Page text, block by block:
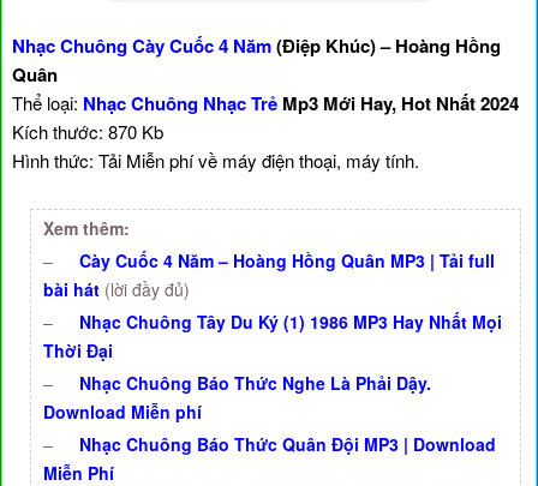
Nhạc Chuông Cày Cuốc 4 Năm(Điệp Khúc) – Hoàng Hồng
Quân
Thể loại: Nhạc Chuông Nhạc Trẻ Mp3 Mới Hay, Hot Nhất 2024
Kích thước: 870 Kb
Hình thức: Tải Miễn phí về máy điện thoại, máy tính.
Xem thêm:
–
Cày Cuốc 4 Năm – Hoàng Hồng Quân MP3 | Tải full
bài hát (lời đầy đủ)
–
Nhạc Chuông Tây Du Ký (1) 1986 MP3 Hay Nhất Mọi
Thời Đại
–
Nhạc Chuông Báo Thức Nghe Là Phải Dậy.
Download Miễn phí
–
Nhạc Chuông Báo Thức Quân Đội MP3 | Download
Miễn Phí